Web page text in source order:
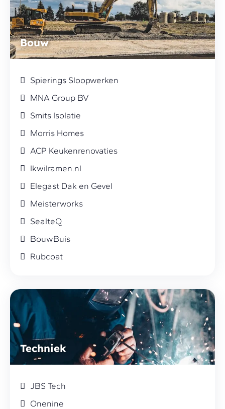
Bouw
Spierings Sloopwerken
MNA Group BV
Smits Isolatie
Morris Homes
ACP Keukenrenovaties
Ikwilramen.nl
Elegast Dak en Gevel
Meisterworks
SealteQ
BouwBuis
Rubcoat
Techniek
JBS Tech
Onenine